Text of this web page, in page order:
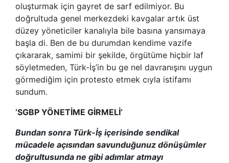
oluşturmak için gayret de sarf edilmiyor. Bu
doğrultuda genel merkezdeki kavgalar artık üst
düzey yöneticiler kanalıyla bile basına yansımaya
başla di. Ben de bu durumdan kendime vazife
çıkararak, samimi bir şekilde, örgütüme hiçbir laf
söyletmeden, Türk-İş’in bu ge nel davranışını uygun
görmediğim için protesto etmek cıyla istifamı
sundum.
‘SGBP YÖNETİME GİRMELİ’
Bundan sonra Türk-İş içerisinde sendikal
mücadele açısından savunduğunuz dönüşümler
doğrultusunda ne gibi adımlar atmayı